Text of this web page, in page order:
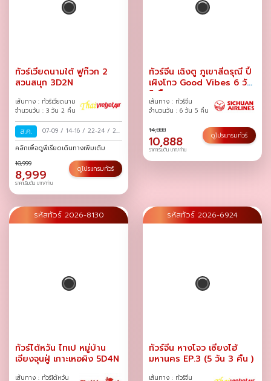
ทัวร์เวียดนามใต้ ฟูก๊วก 2
สวนสนุก 3D2N
เส้นทาง : ทัวร์เวียดนาม
จำนวนวัน : 3 วัน 2 คืน
ส.ค. 07-09 / 14-16 / 22-24 / 29-
31/
คลิกเพื่อดูพีเรียดเดินทางเพิ่มเติม
10,999
8,999
ราคาเริ่มต้น บาท/ท่าน
ดูโปรแกรมทัวร์
ทัวร์จีน เฉิงตู ภูเขาสี่ดรุณี ปี้
เผิงโกว Good Vibes 6 วัน
5 คืน
เส้นทาง : ทัวร์จีน
จำนวนวัน : 6 วัน 5 คืน
14,888
10,888
ราคาเริ่มต้น บาท/ท่าน
ดูโปรแกรมทัวร์
รหัสทัวร์ 2026-8130
ทัวร์ไต้หวัน ไทเป หมู่บ้าน
เจียงจุนฝู่ เกาะเหอผิง 5D4N
เส้นทาง : ทัวร์ไต้หวัน
รหัสทัวร์ 2026-6924
ทัวร์จีน หางโจว เซี่ยงไฮ้
มหานคร EP.3 (5 วัน 3 คืน )
เส้นทาง : ทัวร์จีน